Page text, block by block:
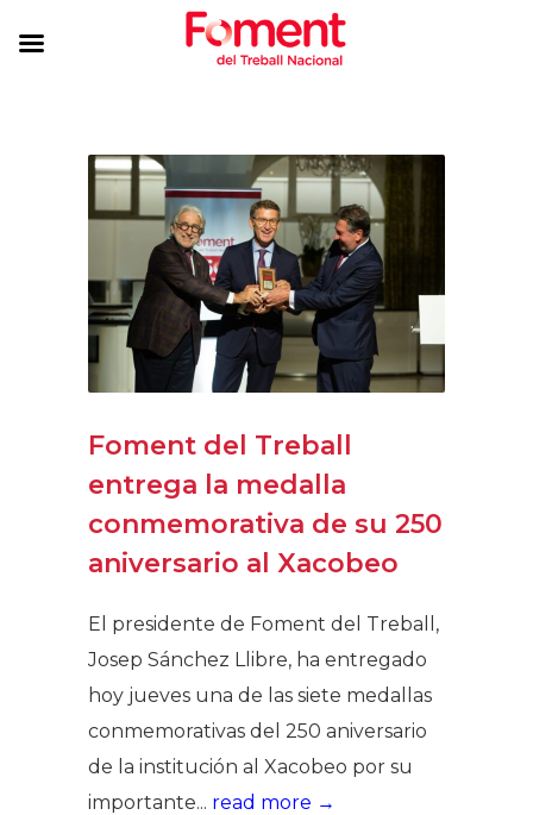
Foment del Treball
entrega la medalla
conmemorativa de su 250
aniversario al Xacobeo
El presidente de Foment del Treball,
Josep Sánchez Llibre, ha entregado
hoy jueves una de las siete medallas
conmemorativas del 250 aniversario
de la institución al Xacobeo por su
importante... read more →